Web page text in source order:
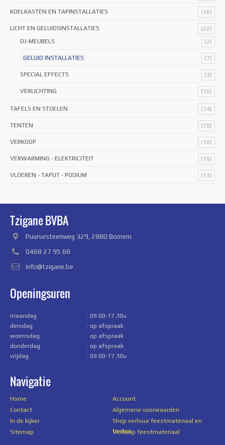
KOELKASTEN EN TAPINSTALLATIES (16)
LICHT EN GELUIDSINSTALLATIES
(22)
DJ-MEUBELS
(2)
GELUID INSTALLATIES (7)
SPECIAL EFFECTS (3)
VERLICHTING (10)
TAFELS EN STOELEN (74)
TENTEN (70)
VERKOOP (18)
VERWARMING - ELEKTRICITEIT (19)
VLOEREN - TAPIJT - PODIUM (13)
Tzigane BVBA
Puursesteenweg 329, 2880 Bornem
0468 27 95 68
info@tzigane.be
Openingsuren
maandag
: 09.00-17.30u
dinsdag
: op afspraak
woensdag
: op afspraak
donderdag
: op afspraak
vrijdag
: 09.00-17.30u
Navigatie
Home
Account
Contact
Algemene voorwaarden
In de kijker
Shop verhuur feestmateriaal en
tenten
Sitemap Verkoop feestmateriaal